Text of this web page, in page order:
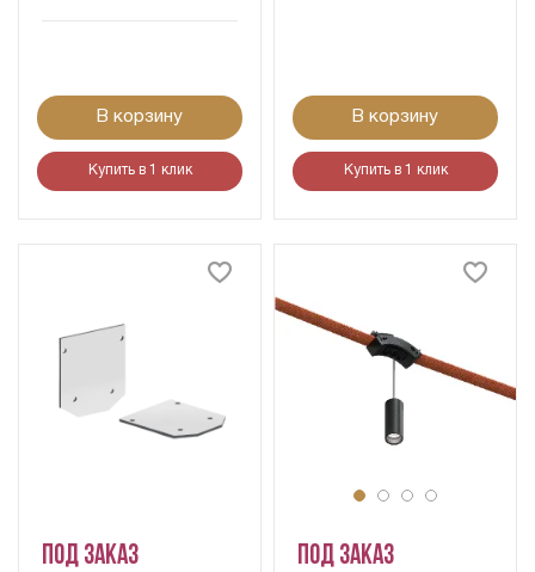
В корзину
Купить в 1 клик
В корзину
Купить в 1 клик
Под заказ Под заказ